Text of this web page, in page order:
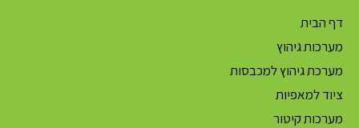
דף הבית
מערכות גיהוץ
מערכת גיהוץ למכבסות
ציוד למאפיות
מערכות קיטור